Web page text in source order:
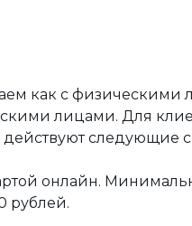
как с физическими
лицами. Для
действуют следующие
онлайн.
рублей.